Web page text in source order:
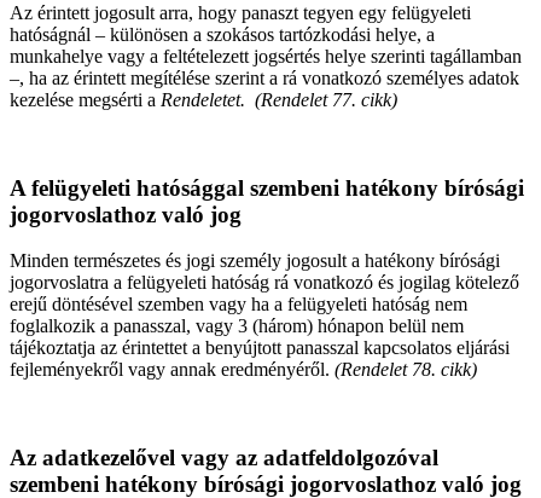
Az érintett jogosult arra, hogy panaszt tegyen egy felügyeleti
hatóságnál – különösen a szokásos tartózkodási helye, a
munkahelye vagy a feltételezett jogsértés helye szerinti tagállamban
–, ha az érintett megítélése szerint a rá vonatkozó személyes adatok
kezelése megsérti a Rendeletet. (Rendelet 77. cikk)
A felügyeleti hatósággal szembeni hatékony bírósági
jogorvoslathoz való jog
Minden természetes és jogi személy jogosult a hatékony bírósági
jogorvoslatra a felügyeleti hatóság rá vonatkozó és jogilag kötelező
erejű döntésével szemben vagy ha a felügyeleti hatóság nem
foglalkozik a panasszal, vagy 3 (három) hónapon belül nem
tájékoztatja az érintettet a benyújtott panasszal kapcsolatos eljárási
fejleményekről vagy annak eredményéről. (Rendelet 78. cikk)
Az adatkezelővel vagy az adatfeldolgozóval
szembeni hatékony bírósági jogorvoslathoz való jog